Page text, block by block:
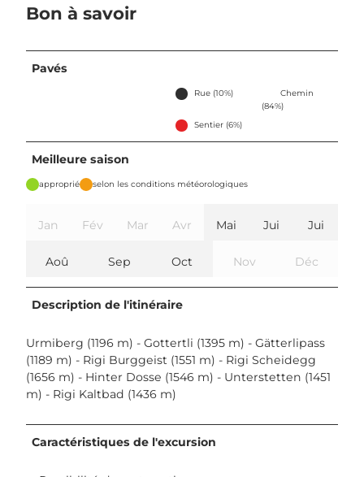
Bon à savoir
Pavés
Rue (10%)
Chemin
(84%)
Sentier (6%)
Meilleure saison
approprié selon les conditions météorologiques
Jan Fév Mar Avr Mai Jui Jui
Aoû Sep Oct Nov Déc
Description de l'itinéraire
Urmiberg (1196 m) - Gottertli (1395 m) - Gätterlipass
(1189 m) - Rigi Burggeist (1551 m) - Rigi Scheidegg
(1656 m) - Hinter Dosse (1546 m) - Unterstetten (1451
m) - Rigi Kaltbad (1436 m)
Caractéristiques de l'excursion